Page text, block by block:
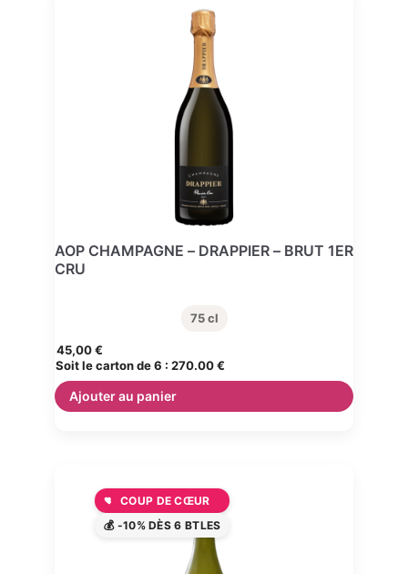
AOP CHAMPAGNE – DRAPPIER – BRUT 1ER
CRU
75 cl
45,00€
Soit le carton de 6 : 270.00 €
Ajouter au panier
COUP DE CŒUR
💰 -10% DÈS 6 BTLES